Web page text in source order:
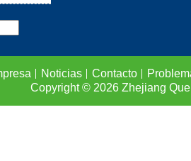
Noticias Contacto
Copyright © 2026Zhejiang